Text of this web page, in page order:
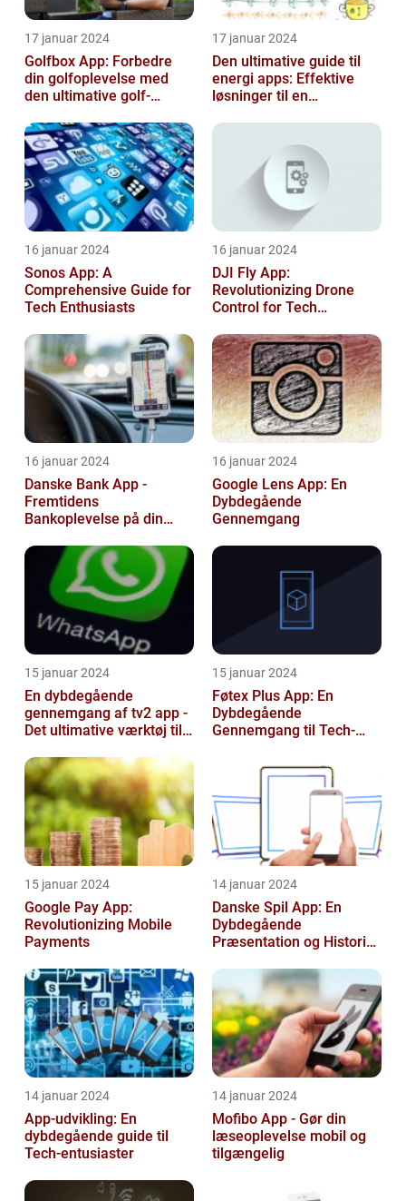
17 januar 2024
Golfbox App: Forbedre
din golfoplevelse med
den ultimative golf-
17 januar 2024
Den ultimative guide til
energi apps: Effektive
løsninger til en
16 januar 2024
Sonos App: A
Comprehensive Guide for
Tech Enthusiasts
16 januar 2024
DJI Fly App:
Revolutionizing Drone
Control for Tech
16 januar 2024
Danske Bank App -
Fremtidens
Bankoplevelse på din
16 januar 2024
Google Lens App: En
Dybdegående
Gennemgang
15 januar 2024
En dybdegående
gennemgang af tv2 app -
Det ultimative værktøj til
15 januar 2024
Føtex Plus App: En
Dybdegående
Gennemgang til Tech-
15 januar 2024
Google Pay App:
Revolutionizing Mobile
Payments
14 januar 2024
Danske Spil App: En
Dybdegående
Præsentation og Historisk
14 januar 2024
App-udvikling: En
dybdegående guide til
Tech-entusiaster
14 januar 2024
Mofibo App - Gør din
læseoplevelse mobil og
tilgængelig